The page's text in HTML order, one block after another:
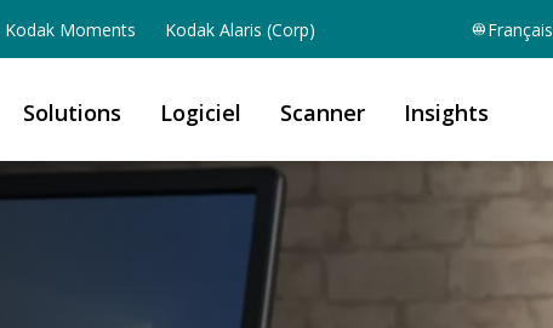
Kodak Moments Kodak Alaris (Corp) Français
Solutions Logiciel Scanner Insights